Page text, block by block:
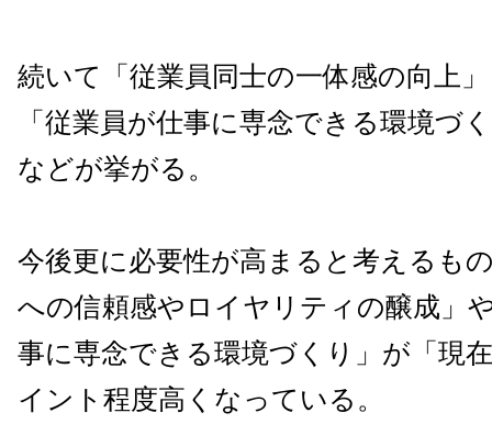
続いて「従業員同士の一体感の向上
「従業員が仕事に専念できる環境づ
などが挙がる。
今後更に必要性が高まると考えるも
への信頼感やロイヤリティの醸成」
事に専念できる環境づくり」が「現
イント程度高くなっている。